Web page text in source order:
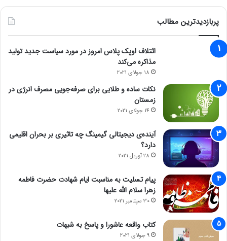
پربازدیدترین مطالب
ائتلاف اوپک پلاس امروز در مورد سیاست جدید تولید
مذاکره می‌کند
18 جولای 2021
نکات ساده و طلایی برای صرفه‌جویی مصرف انرژی در
زمستان
14 جولای 2021
آینده‌ی دیجیتالی گیمینگ چه تاثیری بر بحران اقلیمی
دارد؟
28 آوریل 2021
پیام تسلیت به مناسبت ایام شهادت حضرت فاطمه
زهرا سلام الله علیها
30 سپتامبر 2021
کتاب واقعه عاشورا و پاسخ به شبهات
9 جولای 2021